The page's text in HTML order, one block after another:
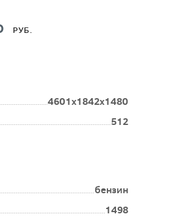
РУБ.
4601x1842x1480
512
бензин
1498